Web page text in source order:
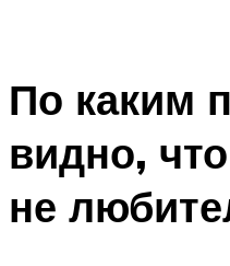
По каким
видно,
не